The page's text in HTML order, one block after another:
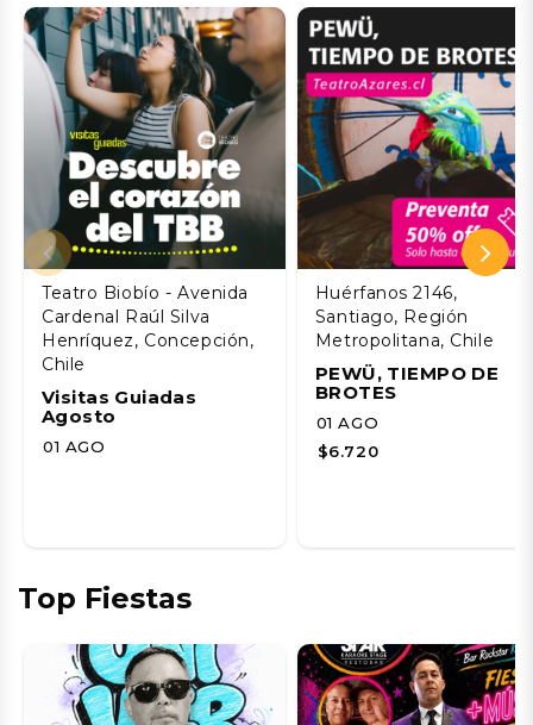
Teatro Biobío - Avenida
Cardenal Raúl Silva
Henríquez, Concepción,
Chile
Visitas Guiadas
Agosto
01 AGO
Huérfanos 2146,
Santiago, Región
Metropolitana, Chile
PEWÜ, TIEMPO DE
BROTES
01 AGO
$6.720
Top Fiestas